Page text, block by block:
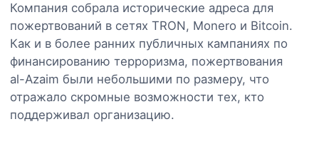
Компания собрала исторические адреса для
пожертвований в сетях TRON, Monero и Bitcoin.
Как и в более ранних публичных кампаниях по
финансированию терроризма, пожертвования
al-Azaim были небольшими по размеру, что
отражало скромные возможности тех, кто
поддерживал организацию.